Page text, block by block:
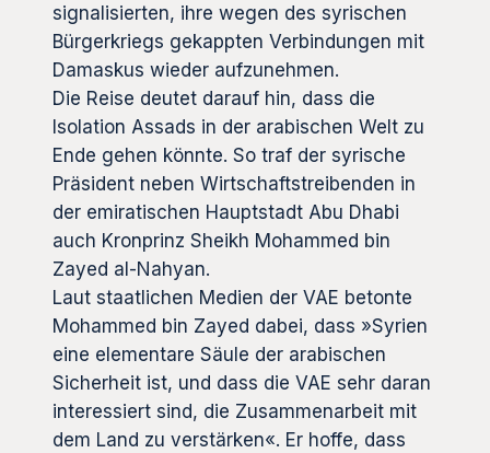
signalisierten, ihre wegen des syrischen
Bürgerkriegs gekappten Verbindungen mit
Damaskus wieder aufzunehmen.
Die Reise deutet darauf hin, dass die
Isolation Assads in der arabischen Welt zu
Ende gehen könnte. So traf der syrische
Präsident neben Wirtschaftstreibenden in
der emiratischen Hauptstadt Abu Dhabi
auch Kronprinz Sheikh Mohammed bin
Zayed al-Nahyan.
Laut staatlichen Medien der VAE betonte
Mohammed bin Zayed dabei, dass »Syrien
eine elementare Säule der arabischen
Sicherheit ist, und dass die VAE sehr daran
interessiert sind, die Zusammenarbeit mit
dem Land zu verstärken«. Er hoffe, dass